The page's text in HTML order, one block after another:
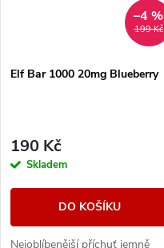
199 Kč
–4 %
Elf Bar 1000 20mg Blueberry
190 Kč
Skladem
DO KOŠÍKU
Nejoblíbenější příchuť jemně